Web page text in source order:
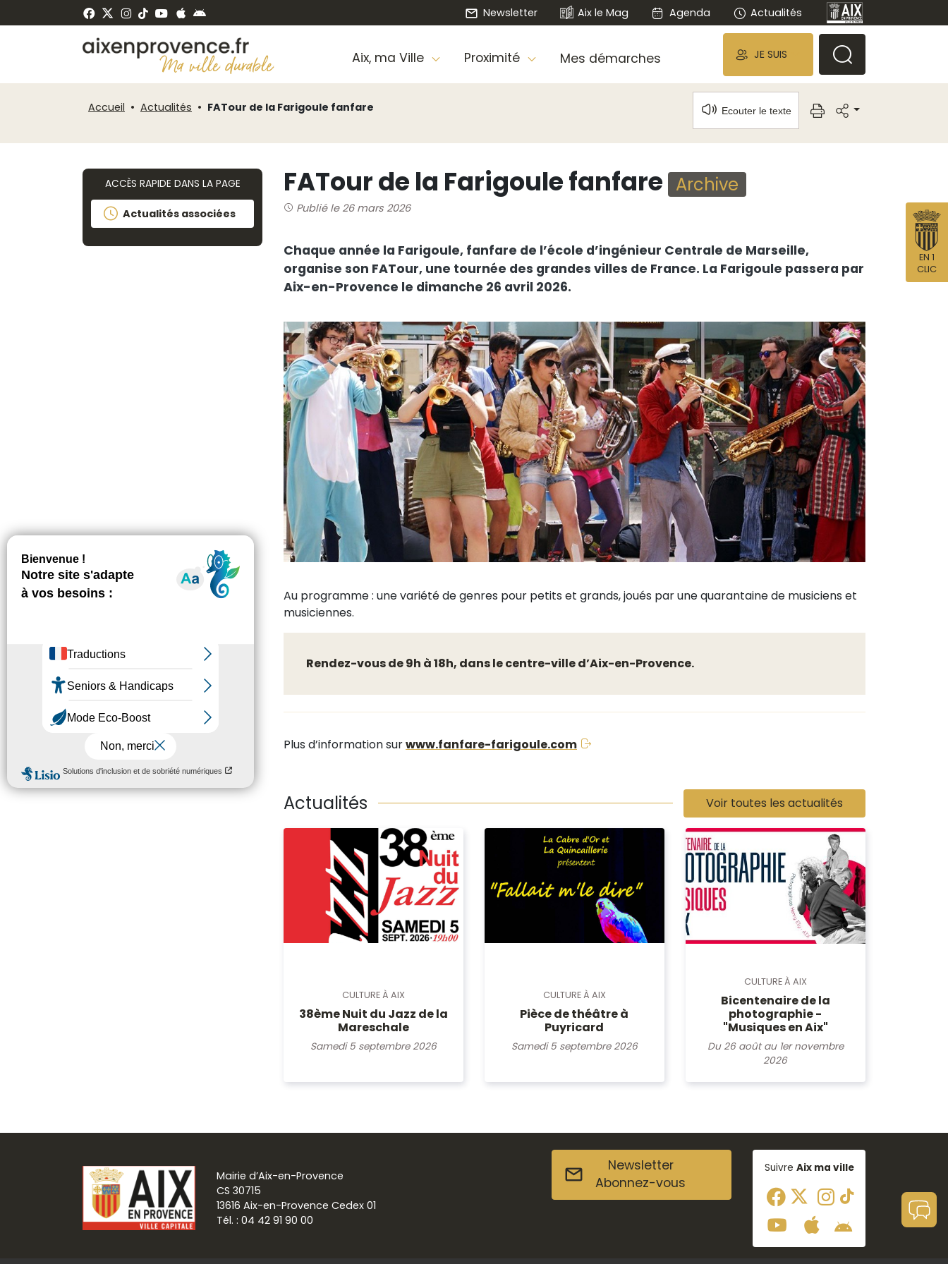
Newsletter Aix le Mag Agenda Actualités
Aix, ma Ville Proximité Mes démarches JE SUIS
Accueil Actualités FATour de la Farigoule fanfare Ecouter le texte
ACCÈS RAPIDE DANS LA PAGE
Actualités associées
FATour de la Farigoule fanfare Archive
Publié le 26 mars 2026
Chaque année la Farigoule, fanfare de l’école d’ingénieur Centrale de Marseille,
organise son FATour, une tournée des grandes villes de France. La Farigoule passera par
Aix-en-Provence le dimanche 26 avril 2026.
Au programme : une variété de genres pour petits et grands, joués par une quarantaine de musiciens et
musiciennes.
Rendez-vous de 9h à 18h, dans le centre-ville d’Aix-en-Provence.
Plus d’information surwww.fanfare-farigoule.com
Actualités Voir toutes les actualités
CULTURE À AIX
38ème Nuit du Jazz de la
Mareschale
Samedi 5 septembre 2026
CULTURE À AIX
Pièce de théâtre à
Puyricard
Samedi 5 septembre 2026
CULTURE À AIX
Bicentenaire de la
photographie -
"Musiques en Aix"
Du 26 août au 1er novembre
2026
Mairie d’Aix-en-Provence
CS 30715
13616 Aix-en-Provence Cedex 01
Tél. : 04 42 91 90 00
Newsletter
Abonnez-vous
Suivre Aix ma ville
EN 1
CLIC
de
Panneau de gestion des cookies